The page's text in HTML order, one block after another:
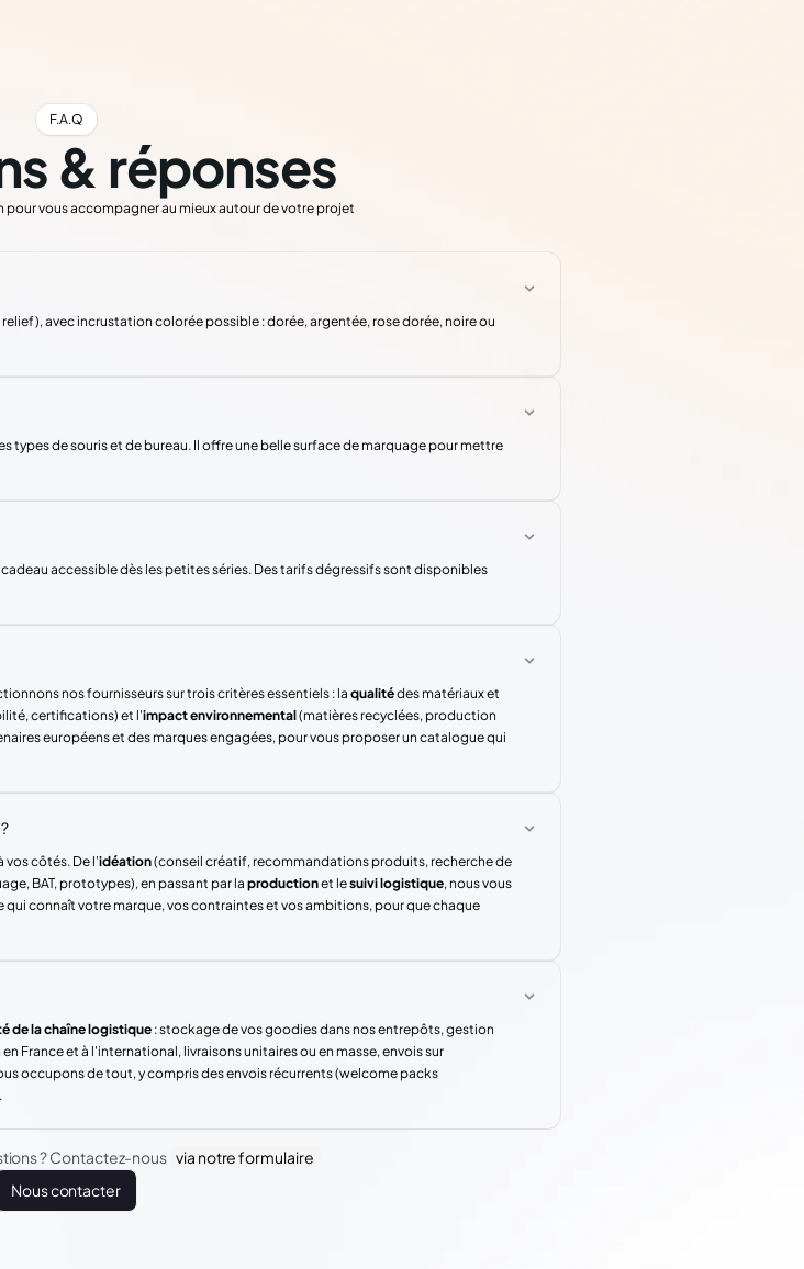
F.A.Q
& réponses
vous accompagner au mieux autour de votre projet
avec incrustation colorée possible : dorée, argentée, rose dorée, noire ou
types de souris et de bureau. Il offre une belle surface de marquage pour mettre
accessible dès les petites séries. Des tarifs dégressifs sont disponibles
nos fournisseurs sur trois critères essentiels : la qualitédes matériaux et
certifications) et l'impact environnemental(matières recyclées, production
européens et des marques engagées, pour vous proposer un catalogue qui
vos côtés. De l'idéation(conseil créatif, recommandations produits, recherche de
BAT, prototypes), en passant par la productionet lesuivi logistique, nous vous
connaît votre marque, vos contraintes et vos ambitions, pour que chaque
de la chaîne logistique : stockage de vos goodies dans nos entrepôts, gestion
France et à l'international, livraisons unitaires ou en masse, envois sur
occupons de tout, y compris des envois récurrents (welcome packs
? Contactez-nous via notre formulaire
Nous contacter